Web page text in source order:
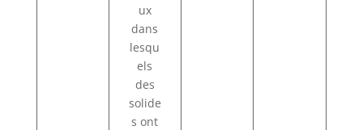
ux
dans
lesqu
els
des
solide
s ont